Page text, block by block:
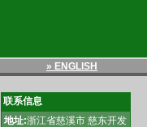
» ENGLISH
联系信息
地址:浙江省慈溪市 慈东开发